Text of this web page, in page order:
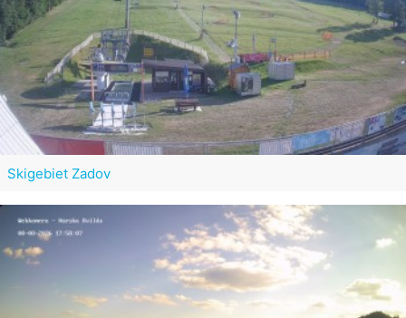
Skigebiet Zadov